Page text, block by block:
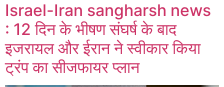
Israel-Iran sangharsh news
: 12 दिन के भीषण संघर्ष के बाद
इजरायल और ईरान ने स्वीकार किया
ट्रंप का सीजफायर प्लान